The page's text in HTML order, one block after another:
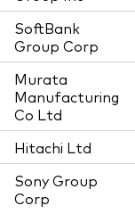
SoftBank
Group Corp
Murata
Manufacturing
Co Ltd
Hitachi Ltd
Sony Group
Corp